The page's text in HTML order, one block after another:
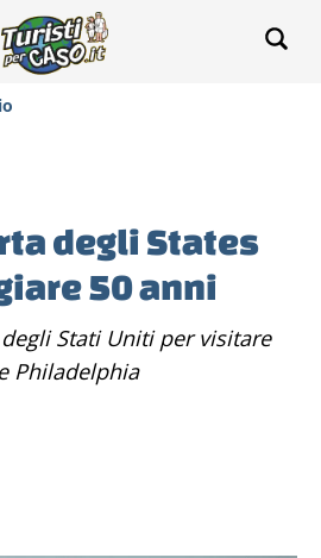
degli States
50 anni
Philadelphia